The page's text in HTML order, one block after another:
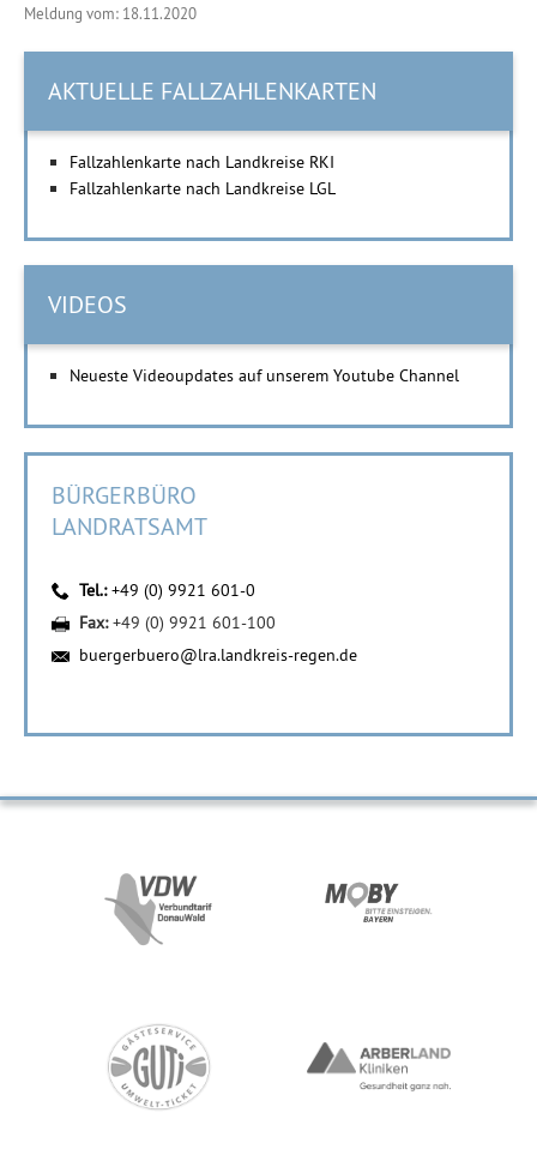
Meldung vom: 18.11.2020
AKTUELLE FALLZAHLENKARTEN
Fallzahlenkarte nach Landkreise RKI
Fallzahlenkarte nach Landkreise LGL
VIDEOS
Neueste Videoupdates auf unserem Youtube Channel
BÜRGERBÜRO
LANDRATSAMT
Tel.:+49 (0) 9921 601-0
Fax:+49 (0) 9921 601-100
buergerbuero@lra.landkreis-regen.de